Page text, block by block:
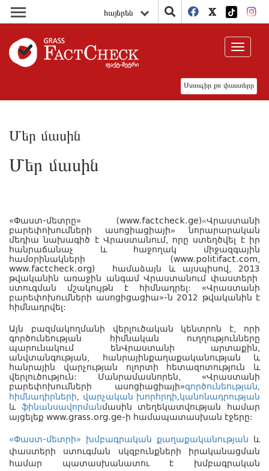
հայերեն
Ստուգիր քո փաստերը
Toggle
Մեր մասին
Մեր մասին
«Փաստ-մետրը» (www.factcheck.ge)«Վրաստանի
բարեփոխումների
ասոցիացիայի»նորարարական
մեդիա
նախագիծ է Վրաստանում , որը ստեղծվել է
իր
հանրաճանաչ
և հաջողակ
միջազգային
համօրինակների (www.politifact.com,
www.factcheck.org)
համաձայն և այսպիսով, 2013
թվականին առաջին անգամ Վրաստանում փաստերի
ստուգման մշակույթն է հիմնադրել: «Վրաստանի
բարեփոխումների ասոցիցացիա»-ն 2012
թվականին է
հիմնադրվել:
Այն բազմակողմանի վերլուծական կենտրոն է, որի
գործունեության հիմնական ուղղությունները
պարունակում ենՎրաստանի արտաքին,
անվտանգության, հանրայինքաղաքականության և
հանրային վարչության ոլորտի հետազոտություն և
վերլուծություն: Մանրամասնորեն, «Վրաստանի
բարեփոխումների ասոցիացիայի»գործունեության,
հիմնադիրների, վարչական խորհրդի,կանոնադրության
և ֆինանսավորմանմասին տեղեկատվության համար
այցելեք www.grass.org.ge-ի համապատասխան էջերը:
«Փաստ-մետրի» խմբագրական քաղաքականության և
փաստերի ստուգման սկզբունքների իրականացման
համար պատասխանատու է խմբագրական